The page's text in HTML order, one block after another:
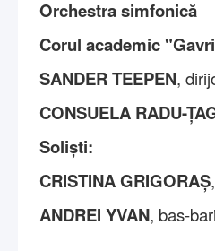
Orchestra simfonică
Corul academic
SANDER TEEPEN,
CONSUELA RADU-
Soliști:
CRISTINA GRIGORAȘ
ANDREI YVAN, bas-